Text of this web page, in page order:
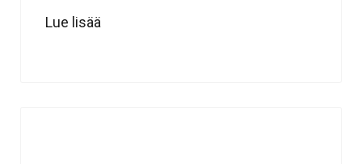
Lue lisää